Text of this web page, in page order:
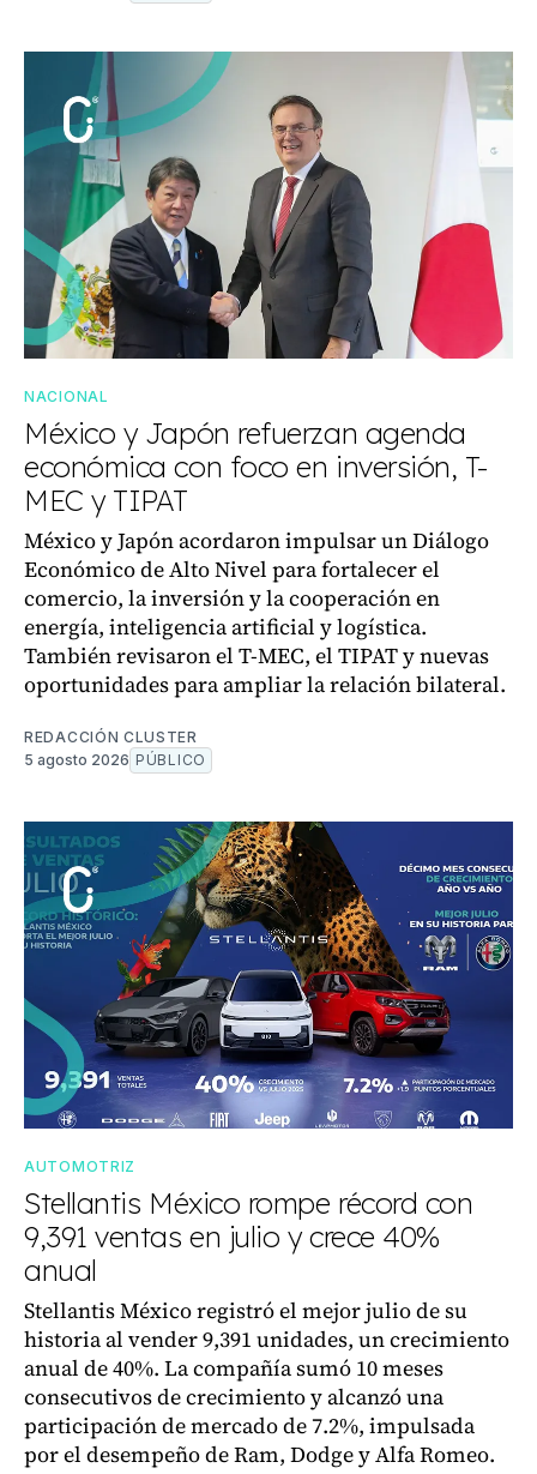
NACIONAL
México y Japón refuerzan agenda
económica con foco en inversión, T-
MEC y TIPAT
México y Japón acordaron impulsar un Diálogo
Económico de Alto Nivel para fortalecer el
comercio, la inversión y la cooperación en
energía, inteligencia artificial y logística.
También revisaron el T-MEC, el TIPAT y nuevas
oportunidades para ampliar la relación bilateral.
REDACCIÓN CLUSTER
5 agosto 2026 PÚBLICO
AUTOMOTRIZ
Stellantis México rompe récord con
9,391 ventas en julio y crece 40%
anual
Stellantis México registró el mejor julio de su
historia al vender 9,391 unidades, un crecimiento
anual de 40%. La compañía sumó 10 meses
consecutivos de crecimiento y alcanzó una
participación de mercado de 7.2%, impulsada
por el desempeño de Ram, Dodge y Alfa Romeo.